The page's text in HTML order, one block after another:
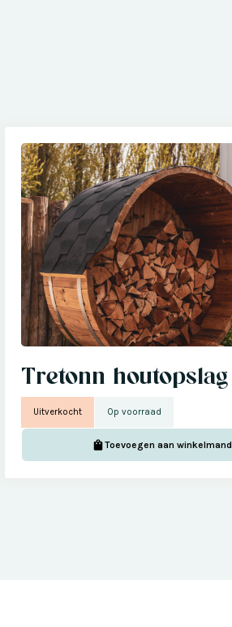
Tretonn houtopslag
Uitverkocht Op voorraad
Toevoegen aan winkelmand